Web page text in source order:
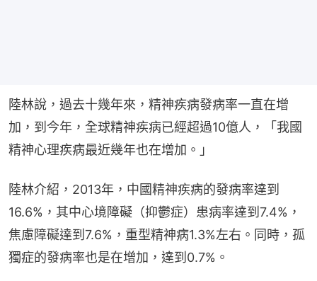
陸林說，過去十幾年來，精神疾病發病率一直在增
加，到今年，全球精神疾病已經超過10億人，「我國
精神心理疾病最近幾年也在增加。」
陸林介紹，2013年，中國精神疾病的發病率達到
16.6%，其中心境障礙（抑鬱症）患病率達到7.4%，
焦慮障礙達到7.6%，重型精神病1.3%左右。同時，孤
獨症的發病率也是在增加，達到0.7%。